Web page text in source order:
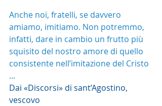
Anche noi, fratelli, se davvero
amiamo, imitiamo. Non potremmo,
infatti, dare in cambio un frutto più
squisito del nostro amore di quello
consistente nell’imitazione del Cristo
...
Dai «Discorsi» di sant’Agostino,
vescovo